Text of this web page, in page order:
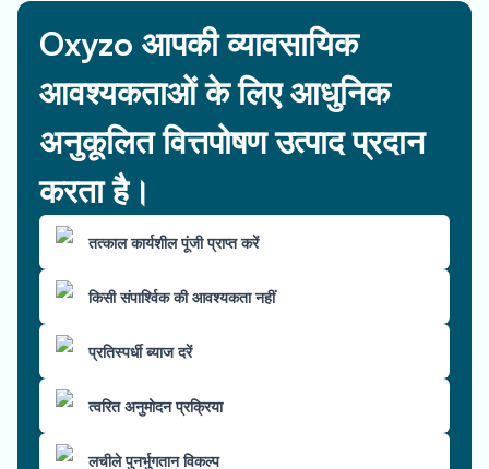
Oxyzo आपकी व्यावसायिक
आवश्यकताओं के लिए आधुनिक
अनुकूलित वित्तपोषण उत्पाद प्रदान
करता है।
तत्काल कार्यशील पूंजी प्राप्त करें
किसी संपार्श्विक की आवश्यकता नहीं
प्रतिस्पर्धी ब्याज दरें
त्वरित अनुमोदन प्रक्रिया
लचीले पुनर्भुगतान विकल्प